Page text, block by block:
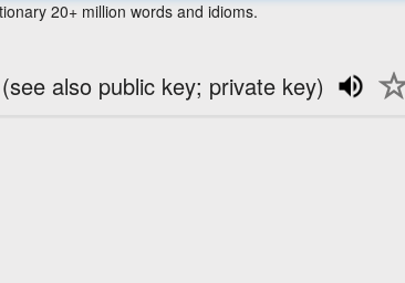
20+ million words and idioms.
also public key; private key)